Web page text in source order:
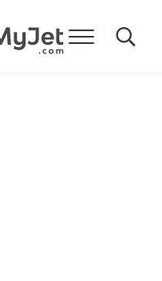
메뉴